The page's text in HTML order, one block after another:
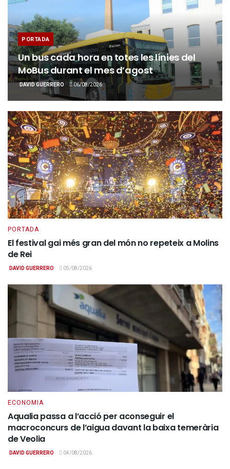
PORTADA
Un bus cada hora en totes les línies del
MoBus durant el mes d’agost
DAVID GUERRERO 06/08/2026
PORTADA
El festival gai més gran del món no repeteix a Molins
de Rei
DAVID GUERRERO 05/08/2026
ECONOMIA
Aqualia passa a l’acció per aconseguir el
macroconcurs de l’aigua davant la baixa temerària
de Veolia
DAVID GUERRERO 04/08/2026